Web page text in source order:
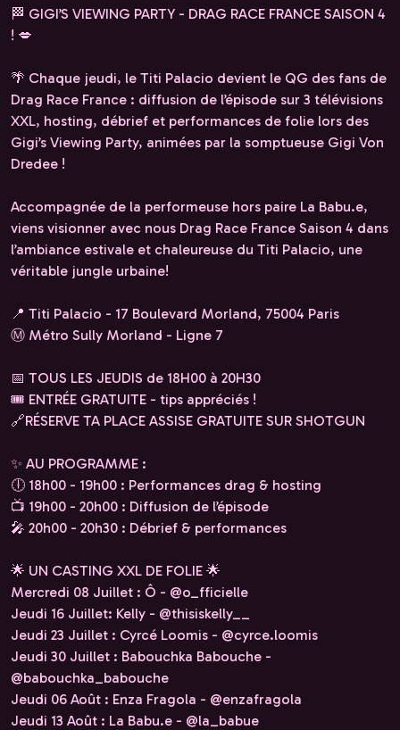
🏁 GIGI’S VIEWING PARTY - DRAG RACE FRANCE SAISON 4
! 💋
🌴 Chaque jeudi, le Titi Palacio devient le QG des fans de
Drag Race France : diffusion de l’épisode sur 3 télévisions
XXL, hosting, débrief et performances de folie lors des
Gigi’s Viewing Party, animées par la somptueuse Gigi Von
Dredee !
Accompagnée de la performeuse hors paire La Babu.e,
viens visionner avec nous Drag Race France Saison 4 dans
l’ambiance estivale et chaleureuse du Titi Palacio, une
véritable jungle urbaine!
📍 Titi Palacio - 17 Boulevard Morland, 75004 Paris
Ⓜ️ Métro Sully Morland - Ligne 7
📅 TOUS LES JEUDIS de 18H00 à 20H30
🎟️ ENTRÉE GRATUITE - tips appréciés !
🔗RÉSERVE TA PLACE ASSISE GRATUITE SUR SHOTGUN
✨ AU PROGRAMME :
🕕 18h00 - 19h00 : Performances drag & hosting
📺 19h00 - 20h00 : Diffusion de l’épisode
🎤 20h00 - 20h30 : Débrief & performances
🌟 UN CASTING XXL DE FOLIE 🌟
Mercredi 08 Juillet : Ô - @o_fficielle
Jeudi 16 Juillet: Kelly - @thisiskelly__
Jeudi 23 Juillet : Cyrcé Loomis - @cyrce.loomis
Jeudi 30 Juillet : Babouchka Babouche -
@babouchka_babouche
Jeudi 06 Août : Enza Fragola - @enzafragola
Jeudi 13 Août : La Babu.e - @la_babue